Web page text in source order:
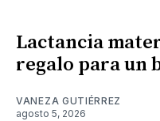
Lactancia
regalo para un
VANEZA GUTIÉRREZ
agosto 5, 2026